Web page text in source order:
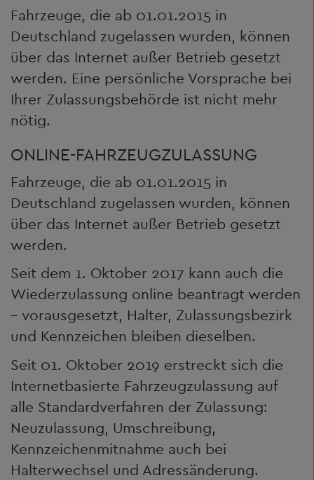
Fahrzeuge, die ab 01.01.2015 in
Deutschland zugelassen wurden, können
über das Internet außer Betrieb gesetzt
werden. Eine persönliche Vorsprache bei
Ihrer Zulassungsbehörde ist nicht mehr
nötig.
ONLINE-FAHRZEUGZULASSUNG
Fahrzeuge, die ab 01.01.2015 in
Deutschland zugelassen wurden, können
über das Internet außer Betrieb gesetzt
werden.
Seit dem 1. Oktober 2017 kann auch die
Wiederzulassung online beantragt werden
– vorausgesetzt, Halter, Zulassungsbezirk
und Kennzeichen bleiben dieselben.
Seit 01. Oktober 2019 erstreckt sich die
Internetbasierte Fahrzeugzulassung auf
alle Standardverfahren der Zulassung:
Neuzulassung, Umschreibung,
Kennzeichenmitnahme auch bei
Halterwechsel und Adressänderung.